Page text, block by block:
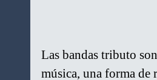
Las bandas tributo
música, una forma de